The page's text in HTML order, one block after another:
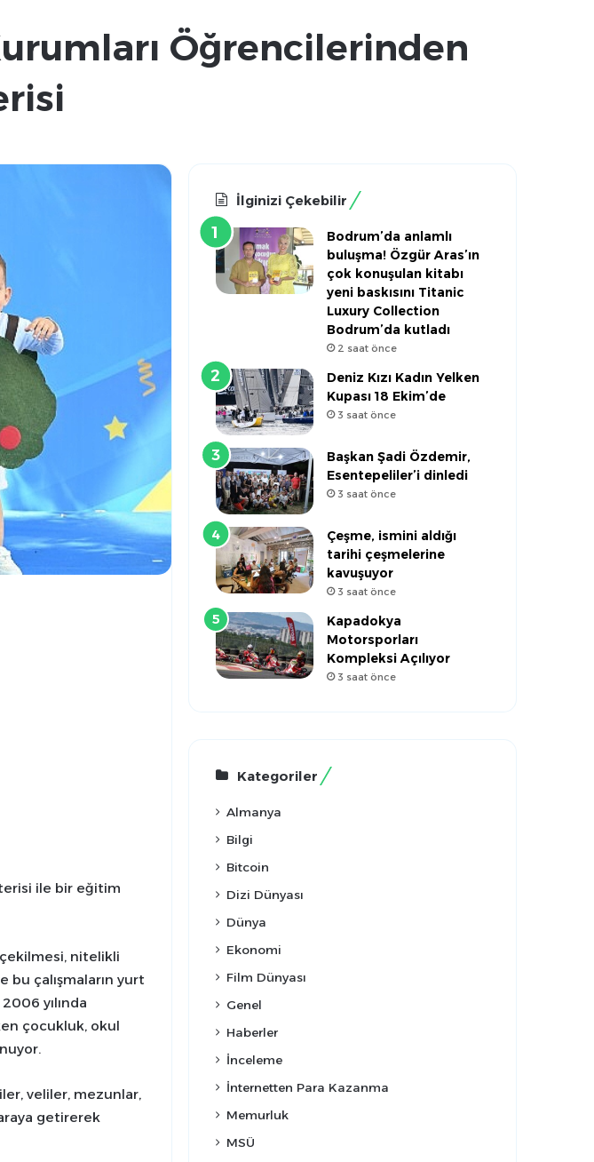
Öğrencilerinden
ile bir eğitim
nitelikli
çalışmaların yurt
yılında
çocukluk, okul
veliler, mezunlar,
getirerek
İlginizi Çekebilir
Bodrum’da anlamlı
buluşma! Özgür Aras’ın
çok konuşulan kitabı
yeni baskısını Titanic
Luxury Collection
Bodrum’da kutladı
2 saat önce
Deniz Kızı Kadın Yelken
Kupası 18 Ekim’de
3 saat önce
Başkan Şadi Özdemir,
Esentepeliler’i dinledi
3 saat önce
Çeşme, ismini aldığı
tarihi çeşmelerine
kavuşuyor
3 saat önce
Kapadokya
Motorsporları
Kompleksi Açılıyor
3 saat önce
Kategoriler
Almanya
Bilgi
Bitcoin
Dizi Dünyası
Dünya
Ekonomi
Film Dünyası
Genel
Haberler
İnceleme
İnternetten Para Kazanma
Memurluk
MSÜ